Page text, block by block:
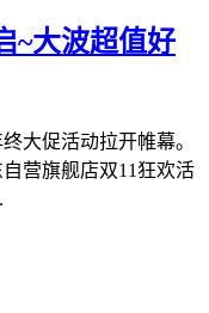
~大波超值好
大促活动拉开帷幕。
营旗舰店双11狂欢活